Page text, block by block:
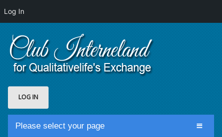
Log In
LOG IN
Please select your page